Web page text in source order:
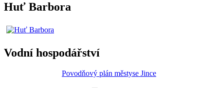
Huť Barbora
Vodní hospodářství
Povodňový plán městyse Jince